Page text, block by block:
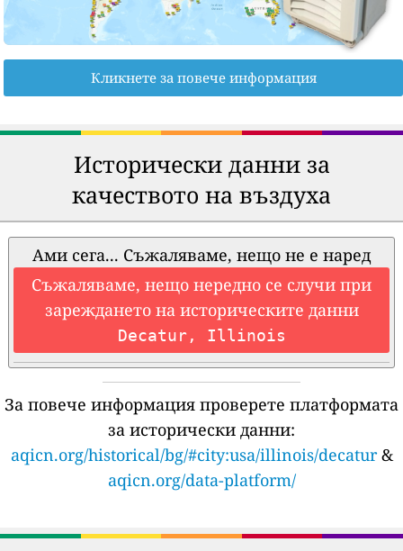
Кликнете за повече информация
Исторически данни за
качеството на въздуха
Ами сега... Съжаляваме, нещо не е наред
Съжаляваме, нещо нередно се случи при
зареждането на историческите данни
Decatur, Illinois
За повече информация проверете платформата
за исторически данни:
aqicn.org/historical/bg/#city:usa/illinois/decatur&
aqicn.org/data-platform/